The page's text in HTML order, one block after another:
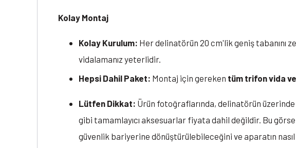
Kolay Montaj
Kolay Kurulum: Her delinatörün 20 cm'lik geniş tabanını
vidalamanız yeterlidir.
Hepsi Dahil Paket: Montaj için gereken tüm trifon vida
Lütfen Dikkat: Ürün fotoğraflarında, delinatörün
gibi tamamlayıcı aksesuarlar fiyata dahil değildir. Bu
güvenlik bariyerine dönüştürülebileceğini ve aparatın